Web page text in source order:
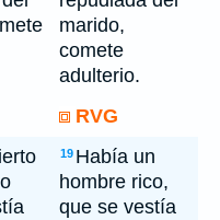
marido,
comete
adulterio.
RVG
19 Había un
hombre rico,
que se vestía